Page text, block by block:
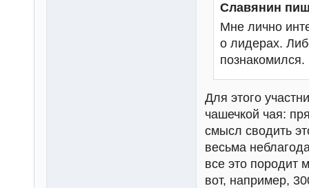
Славянин
Мне лично
о лидерах.
познакомился.
Для этого
чашечкой чая:
смысл сводить
весьма
все это породит
вот, например,